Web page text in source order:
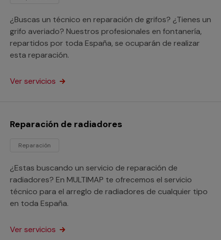
¿Buscas un técnico en reparación de grifos? ¿Tienes un
grifo averiado? Nuestros profesionales en fontanería,
repartidos por toda España, se ocuparán de realizar
esta reparación.
Ver servicios
Reparación de radiadores
Reparación
¿Estas buscando un servicio de reparación de
radiadores? En MULTIMAP te ofrecemos el servicio
técnico para el arreglo de radiadores de cualquier tipo
en toda España.
Ver servicios